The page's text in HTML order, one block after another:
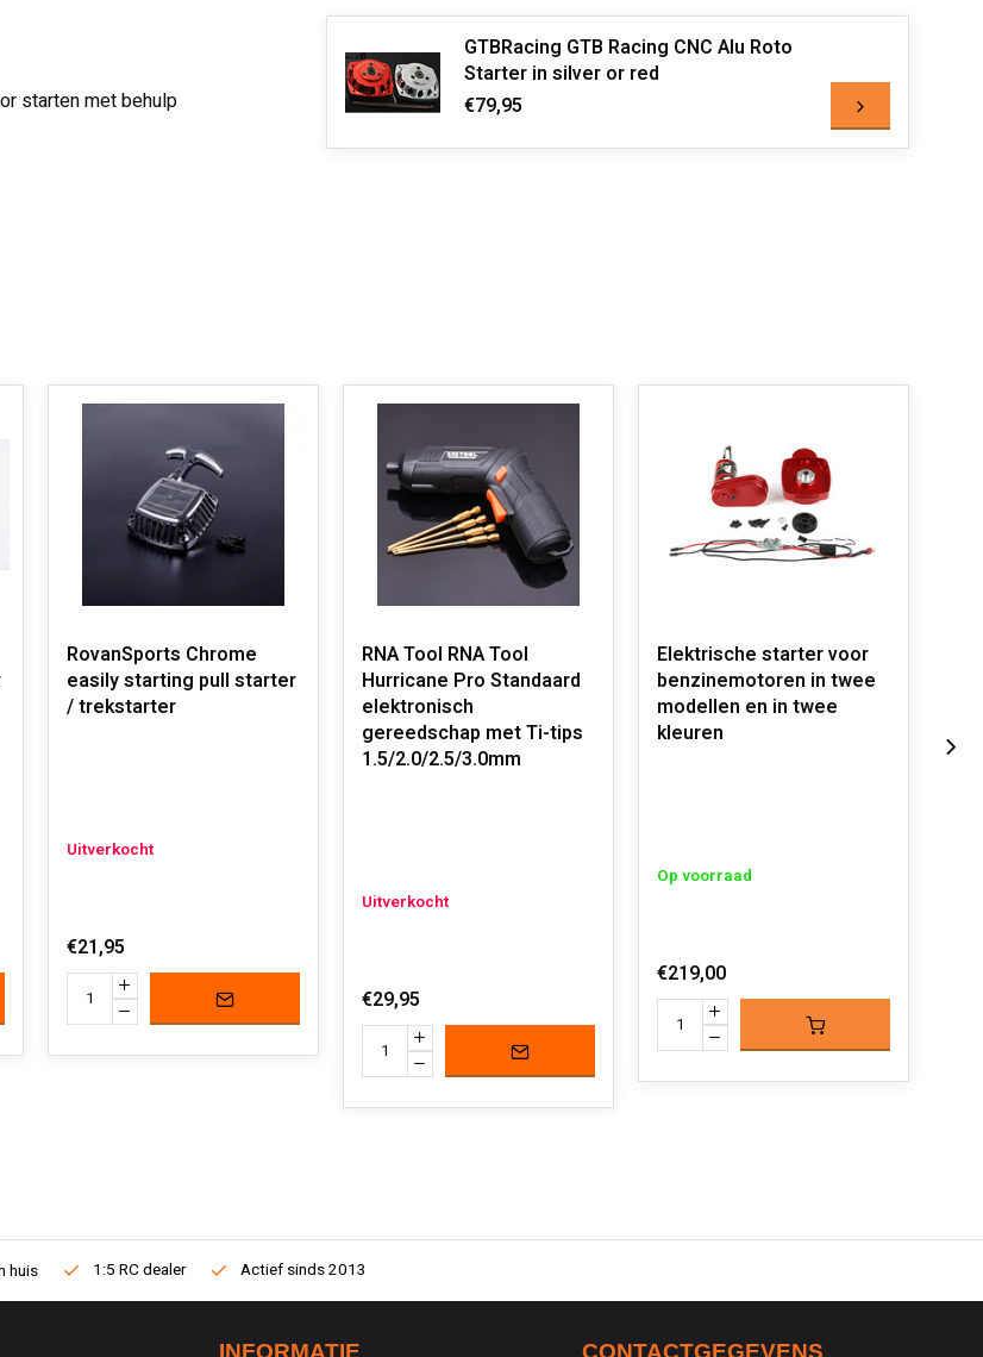
starten met behulp
GTBRacing GTB Racing CNC Alu Roto
Starter in silver or red
€79,95
RovanSports Chrome
easily starting pull starter
/ trekstarter
Uitverkocht
€21,95
RNA Tool RNA Tool
Hurricane Pro Standaard
elektronisch
gereedschap met Ti-tips
1.5/2.0/2.5/3.0mm
Uitverkocht
€29,95
Elektrische starter voor
benzinemotoren in twee
modellen en in twee
kleuren
Op voorraad
€219,00
huis 1:5 RC dealer Actief sinds 2013
INFORMATIE CONTACTGEGEVENS